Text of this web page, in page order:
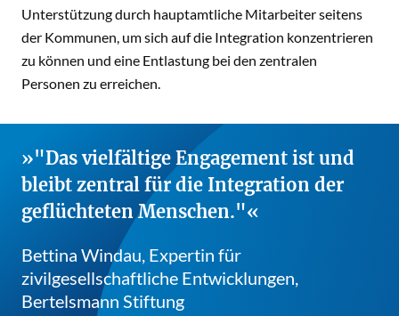
Unterstützung durch hauptamtliche Mitarbeiter seitens
der Kommunen, um sich auf die Integration konzentrieren
zu können und eine Entlastung bei den zentralen
Personen zu erreichen.
"Das vielfältige Engagement ist und
bleibt zentral für die Integration der
geflüchteten Menschen."
Bettina Windau, Expertin für
zivilgesellschaftliche Entwicklungen,
Bertelsmann Stiftung